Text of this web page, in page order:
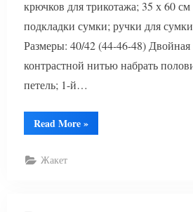
крючков для трикотажа; 35 х 60
подкладки сумки; ручки для
Размеры: 40/42 (44-46-48) Двойная
контрастной нитью набрать
петель; 1-й…
Read More“Вязаный
жакет
»
Жакет